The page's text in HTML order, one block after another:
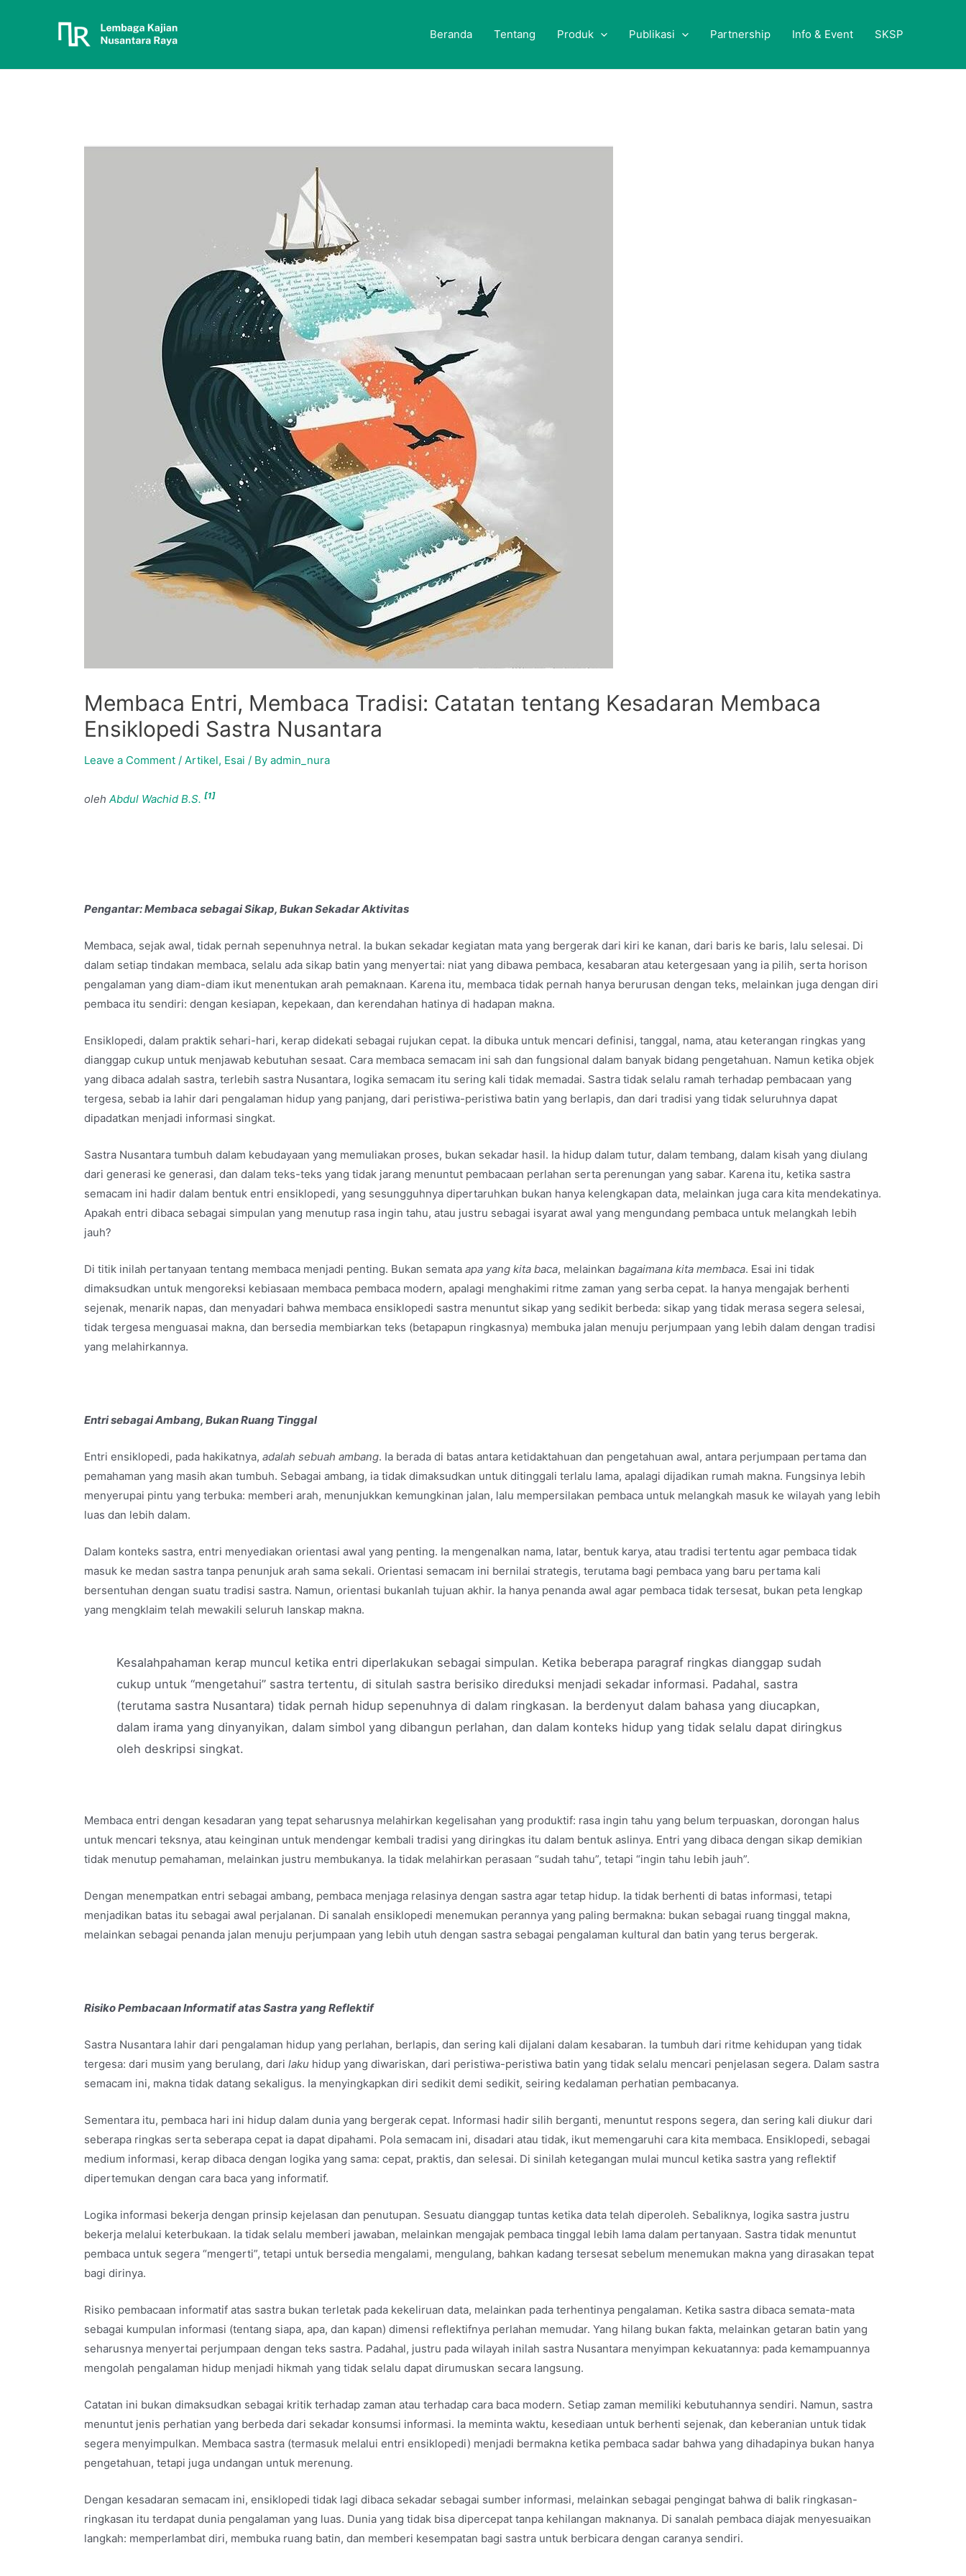
Beranda Tentang Produk Publikasi Partnership Info & Event SKSP
Membaca Entri, Membaca Tradisi: Catatan tentang Kesadaran Membaca
Ensiklopedi Sastra Nusantara
Leave a Comment / Artikel, Esai / By admin_nura
oleh Abdul Wachid B.S. [1]
Pengantar: Membaca sebagai Sikap, Bukan Sekadar Aktivitas
Membaca, sejak awal, tidak pernah sepenuhnya netral. Ia bukan sekadar kegiatan mata yang bergerak dari kiri ke kanan, dari baris ke baris, lalu selesai. Di
dalam setiap tindakan membaca, selalu ada sikap batin yang menyertai: niat yang dibawa pembaca, kesabaran atau ketergesaan yang ia pilih, serta horison
pengalaman yang diam-diam ikut menentukan arah pemaknaan. Karena itu, membaca tidak pernah hanya berurusan dengan teks, melainkan juga dengan diri
pembaca itu sendiri: dengan kesiapan, kepekaan, dan kerendahan hatinya di hadapan makna.
Ensiklopedi, dalam praktik sehari-hari, kerap didekati sebagai rujukan cepat. Ia dibuka untuk mencari definisi, tanggal, nama, atau keterangan ringkas yang
dianggap cukup untuk menjawab kebutuhan sesaat. Cara membaca semacam ini sah dan fungsional dalam banyak bidang pengetahuan. Namun ketika objek
yang dibaca adalah sastra, terlebih sastra Nusantara, logika semacam itu sering kali tidak memadai. Sastra tidak selalu ramah terhadap pembacaan yang
tergesa, sebab ia lahir dari pengalaman hidup yang panjang, dari peristiwa-peristiwa batin yang berlapis, dan dari tradisi yang tidak seluruhnya dapat
dipadatkan menjadi informasi singkat.
Sastra Nusantara tumbuh dalam kebudayaan yang memuliakan proses, bukan sekadar hasil. Ia hidup dalam tutur, dalam tembang, dalam kisah yang diulang
dari generasi ke generasi, dan dalam teks-teks yang tidak jarang menuntut pembacaan perlahan serta perenungan yang sabar. Karena itu, ketika sastra
semacam ini hadir dalam bentuk entri ensiklopedi, yang sesungguhnya dipertaruhkan bukan hanya kelengkapan data, melainkan juga cara kita mendekatinya.
Apakah entri dibaca sebagai simpulan yang menutup rasa ingin tahu, atau justru sebagai isyarat awal yang mengundang pembaca untuk melangkah lebih
jauh?
Di titik inilah pertanyaan tentang membaca menjadi penting. Bukan semata apa yang kita baca, melainkan bagaimana kita membaca. Esai ini tidak
dimaksudkan untuk mengoreksi kebiasaan membaca pembaca modern, apalagi menghakimi ritme zaman yang serba cepat. Ia hanya mengajak berhenti
sejenak, menarik napas, dan menyadari bahwa membaca ensiklopedi sastra menuntut sikap yang sedikit berbeda: sikap yang tidak merasa segera selesai,
tidak tergesa menguasai makna, dan bersedia membiarkan teks (betapapun ringkasnya) membuka jalan menuju perjumpaan yang lebih dalam dengan tradisi
yang melahirkannya.
Entri sebagai Ambang, Bukan Ruang Tinggal
Entri ensiklopedi, pada hakikatnya, adalah sebuah ambang. Ia berada di batas antara ketidaktahuan dan pengetahuan awal, antara perjumpaan pertama dan
pemahaman yang masih akan tumbuh. Sebagai ambang, ia tidak dimaksudkan untuk ditinggali terlalu lama, apalagi dijadikan rumah makna. Fungsinya lebih
menyerupai pintu yang terbuka: memberi arah, menunjukkan kemungkinan jalan, lalu mempersilakan pembaca untuk melangkah masuk ke wilayah yang lebih
luas dan lebih dalam.
Dalam konteks sastra, entri menyediakan orientasi awal yang penting. Ia mengenalkan nama, latar, bentuk karya, atau tradisi tertentu agar pembaca tidak
masuk ke medan sastra tanpa penunjuk arah sama sekali. Orientasi semacam ini bernilai strategis, terutama bagi pembaca yang baru pertama kali
bersentuhan dengan suatu tradisi sastra. Namun, orientasi bukanlah tujuan akhir. Ia hanya penanda awal agar pembaca tidak tersesat, bukan peta lengkap
yang mengklaim telah mewakili seluruh lanskap makna.
Kesalahpahaman kerap muncul ketika entri diperlakukan sebagai simpulan. Ketika beberapa paragraf ringkas dianggap sudah
cukup untuk “mengetahui” sastra tertentu, di situlah sastra berisiko direduksi menjadi sekadar informasi. Padahal, sastra
(terutama sastra Nusantara) tidak pernah hidup sepenuhnya di dalam ringkasan. Ia berdenyut dalam bahasa yang diucapkan,
dalam irama yang dinyanyikan, dalam simbol yang dibangun perlahan, dan dalam konteks hidup yang tidak selalu dapat diringkus
oleh deskripsi singkat.
Membaca entri dengan kesadaran yang tepat seharusnya melahirkan kegelisahan yang produktif: rasa ingin tahu yang belum terpuaskan, dorongan halus
untuk mencari teksnya, atau keinginan untuk mendengar kembali tradisi yang diringkas itu dalam bentuk aslinya. Entri yang dibaca dengan sikap demikian
tidak menutup pemahaman, melainkan justru membukanya. Ia tidak melahirkan perasaan “sudah tahu”, tetapi “ingin tahu lebih jauh”.
Dengan menempatkan entri sebagai ambang, pembaca menjaga relasinya dengan sastra agar tetap hidup. Ia tidak berhenti di batas informasi, tetapi
menjadikan batas itu sebagai awal perjalanan. Di sanalah ensiklopedi menemukan perannya yang paling bermakna: bukan sebagai ruang tinggal makna,
melainkan sebagai penanda jalan menuju perjumpaan yang lebih utuh dengan sastra sebagai pengalaman kultural dan batin yang terus bergerak.
Risiko Pembacaan Informatif atas Sastra yang Reflektif
Sastra Nusantara lahir dari pengalaman hidup yang perlahan, berlapis, dan sering kali dijalani dalam kesabaran. Ia tumbuh dari ritme kehidupan yang tidak
tergesa: dari musim yang berulang, dari laku hidup yang diwariskan, dari peristiwa-peristiwa batin yang tidak selalu mencari penjelasan segera. Dalam sastra
semacam ini, makna tidak datang sekaligus. Ia menyingkapkan diri sedikit demi sedikit, seiring kedalaman perhatian pembacanya.
Sementara itu, pembaca hari ini hidup dalam dunia yang bergerak cepat. Informasi hadir silih berganti, menuntut respons segera, dan sering kali diukur dari
seberapa ringkas serta seberapa cepat ia dapat dipahami. Pola semacam ini, disadari atau tidak, ikut memengaruhi cara kita membaca. Ensiklopedi, sebagai
medium informasi, kerap dibaca dengan logika yang sama: cepat, praktis, dan selesai. Di sinilah ketegangan mulai muncul ketika sastra yang reflektif
dipertemukan dengan cara baca yang informatif.
Logika informasi bekerja dengan prinsip kejelasan dan penutupan. Sesuatu dianggap tuntas ketika data telah diperoleh. Sebaliknya, logika sastra justru
bekerja melalui keterbukaan. Ia tidak selalu memberi jawaban, melainkan mengajak pembaca tinggal lebih lama dalam pertanyaan. Sastra tidak menuntut
pembaca untuk segera “mengerti”, tetapi untuk bersedia mengalami, mengulang, bahkan kadang tersesat sebelum menemukan makna yang dirasakan tepat
bagi dirinya.
Risiko pembacaan informatif atas sastra bukan terletak pada kekeliruan data, melainkan pada terhentinya pengalaman. Ketika sastra dibaca semata-mata
sebagai kumpulan informasi (tentang siapa, apa, dan kapan) dimensi reflektifnya perlahan memudar. Yang hilang bukan fakta, melainkan getaran batin yang
seharusnya menyertai perjumpaan dengan teks sastra. Padahal, justru pada wilayah inilah sastra Nusantara menyimpan kekuatannya: pada kemampuannya
mengolah pengalaman hidup menjadi hikmah yang tidak selalu dapat dirumuskan secara langsung.
Catatan ini bukan dimaksudkan sebagai kritik terhadap zaman atau terhadap cara baca modern. Setiap zaman memiliki kebutuhannya sendiri. Namun, sastra
menuntut jenis perhatian yang berbeda dari sekadar konsumsi informasi. Ia meminta waktu, kesediaan untuk berhenti sejenak, dan keberanian untuk tidak
segera menyimpulkan. Membaca sastra (termasuk melalui entri ensiklopedi) menjadi bermakna ketika pembaca sadar bahwa yang dihadapinya bukan hanya
pengetahuan, tetapi juga undangan untuk merenung.
Dengan kesadaran semacam ini, ensiklopedi tidak lagi dibaca sekadar sebagai sumber informasi, melainkan sebagai pengingat bahwa di balik ringkasan-
ringkasan itu terdapat dunia pengalaman yang luas. Dunia yang tidak bisa dipercepat tanpa kehilangan maknanya. Di sanalah pembaca diajak menyesuaikan
langkah: memperlambat diri, membuka ruang batin, dan memberi kesempatan bagi sastra untuk berbicara dengan caranya sendiri.